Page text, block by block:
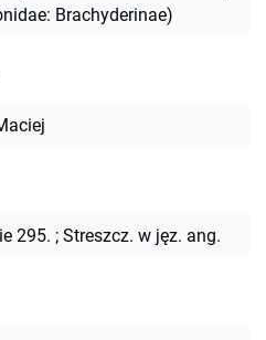
Brachyderinae)
295. ; Streszcz. w jęz. ang.